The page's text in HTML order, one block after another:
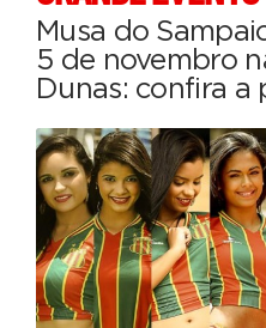
Musa do
5 de novembro
Dunas: confira a